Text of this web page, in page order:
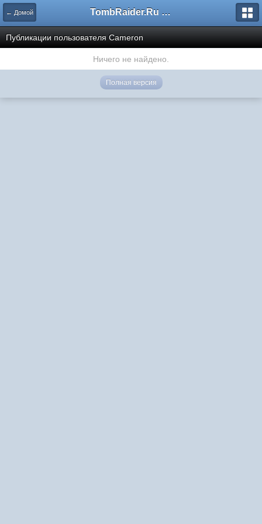
← Домой TombRaider.Ru - Форумы
Публикации пользователя Cameron
Ничего не найдено.
Полная версия